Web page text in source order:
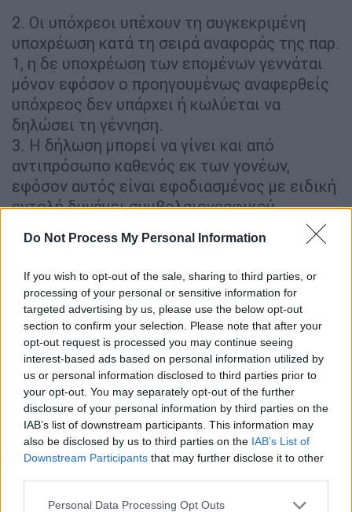
Do Not Process My Personal Information
If you wish to opt-out of the sale, sharing to third parties, or
processing of your personal or sensitive information for
targeted advertising by us, please use the below opt-out
section to confirm your selection. Please note that after your
opt-out request is processed you may continue seeing
interest-based ads based on personal information utilized by
us or personal information disclosed to third parties prior to
your opt-out. You may separately opt-out of the further
disclosure of your personal information by third parties on the
IAB’s list of downstream participants. This information may
also be disclosed by us to third parties on the IAB’s List of
Downstream Participants that may further disclose it to other
Please note that this website/app uses one or more Google
Personal Data Processing Opt Outs
2. Οι υπόχρεοι υπέχουν τη συγκεκριμένη
υποχρέωση κατά τη σειρά αναφοράς της παρ.
1, η δε υποχρέωση των επομένων γεννάται
μόνον εφόσον ο προηγουμένως αναφερθείς
υπόχρεος δεν υπάρχει ή κωλύεται να
δηλώσει τη γέννηση.
3. Η δήλωση μπορεί να γίνει και από
αντιπρόσωπο καθενός εκ των γονέων,
εφόσον αυτός είναι εφοδιασμένος με ειδική
εντολή δυνάμει συμβολαιογραφικού
Με απόφαση του Υπουργού Εσωτερικών
ρυθμίζονται όλα τα θέματα που αφορούν
στην προσθήκη ή αντικατάσταση στοιχείων
που απαιτούνται για τη σύνταξη ληξιαρχικών
πράξεων κατά την καταχώριση αυτών στα
ληξιαρχικά βιβλία, σύμφωνα με τα οριζόμενα
στον παρόντα νόμο, καθώς και κάθε αναγκαία
λεπτομέρεια για την εκτέλεση του παρόντος
νόμου.».
Άρθρο 6
1. Μετά το άρθρο 228 του Κώδικα Ατομικού
Εργατικού Δικαίου (π.δ. 80/2022, Α΄ 222),